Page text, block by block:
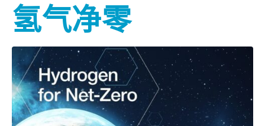
氢气净零